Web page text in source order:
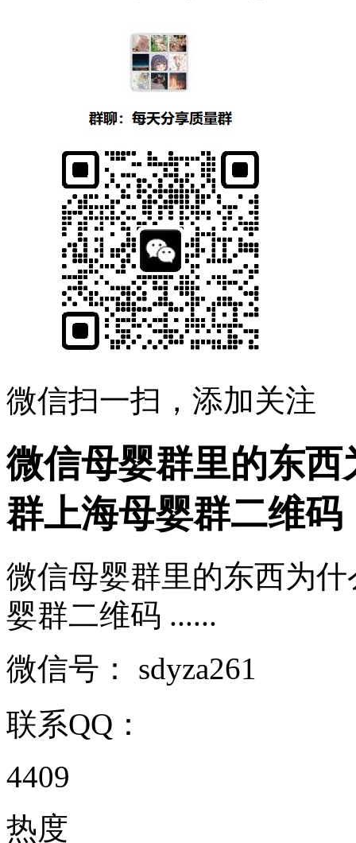
微信扫一扫，添加关注
微信母婴群里的东
群上海母婴群二维码
微信母婴群里的东西为
婴群二维码 ......
微信号： sdyza261
联系QQ：
4409
热度